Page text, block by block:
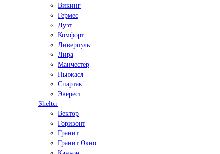
Викинг
Гермес
Дуэт
Комфорт
Ливерпуль
Лира
Манчестер
Ньюкасл
Спартак
Эверест
Shelter
Вектор
Горизонт
Гранит
Гранит Окно